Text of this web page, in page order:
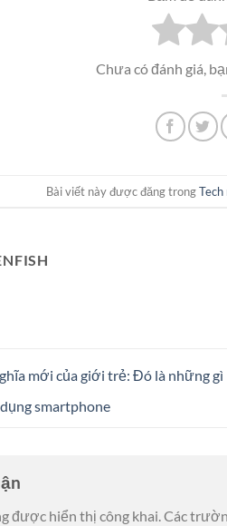
Chưa có đánh giá,
Bài viết này được đăng trongTech
mới của giới trẻ: Đó là những gì
smartphone
được hiển thị công khai.Các